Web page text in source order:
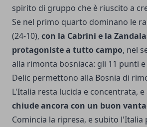
spirito di gruppo che è riuscito a
Se nel primo quarto dominano le
(24-10), con la Cabrini e la
protagoniste a tutto campo, nel
alla rimonta bosniaca: gli 11 punti
Delic permettono alla Bosnia di
L'Italia resta lucida e concentrata,
chiude ancora con un buon
Comincia la ripresa, e subito l'Italia